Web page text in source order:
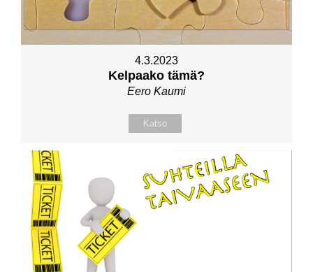
4.3.2023
Kelpaako tämä?
Eero Kaumi
Katso